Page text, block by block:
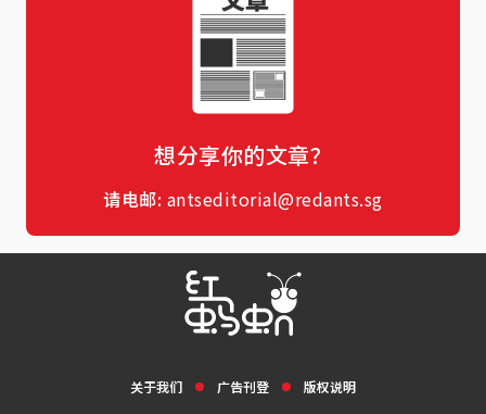
想分享你的文章？
请电邮: antseditorial@redants.sg
关于我们 广告刊登 版权说明